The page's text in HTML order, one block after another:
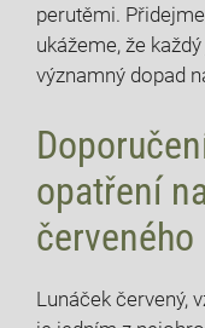
perutěmi.
ukážeme, že
významný dopad
opatření
červeného
Lunáček červený,